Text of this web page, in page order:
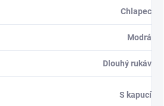
Chlapec
Modrá
Dlouhý rukáv
S kapucí